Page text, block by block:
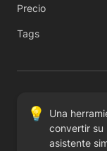
Precio
Tags
💡
Una
convertir su
asistente